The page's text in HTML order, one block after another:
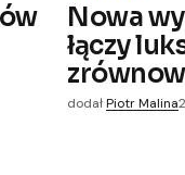
Nowa
łączy
dodał Piotr Malina